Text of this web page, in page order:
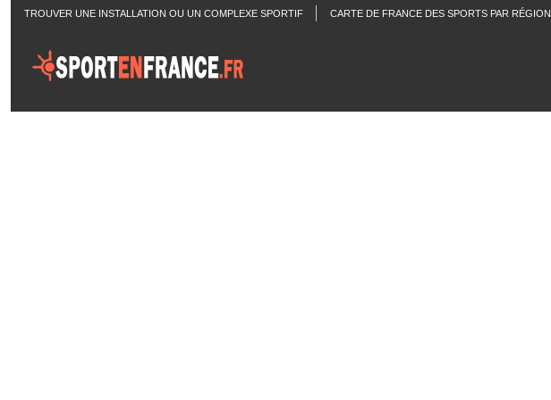
TROUVER UNE INSTALLATION OU UN COMPLEXE SPORTIF CARTE DE FRANCE DES SPORTS PAR RÉGION